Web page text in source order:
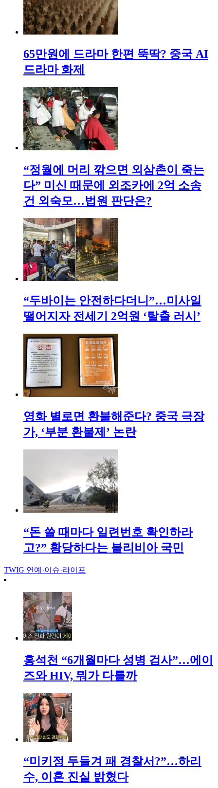
65만원에 드라마 한편 뚝딱? 중국 AI
드라마 화제
“정월에 머리 깎으면 외삼촌이 죽는
다” 미신 때문에 외조카에 2억 소송
건 외숙모…법원 판단은?
“두바이는 안전하다더니”…미사일
떨어지자 전세기 2억원 ‘탈출 러시’
영화 별로면 환불해준다? 중국 극장
가, ‘부분 환불제’ 논란
“돈 쓸 때마다 일련번호 확인하라
고?” 황당하다는 볼리비아 국민
TWIG 연예·이슈·라이프
홍석천 “6개월마다 성병 검사”…에이
즈와 HIV, 뭐가 다를까
“미키정 두들겨 패 경찰서?”…하리
수, 이혼 진실 밝혔다